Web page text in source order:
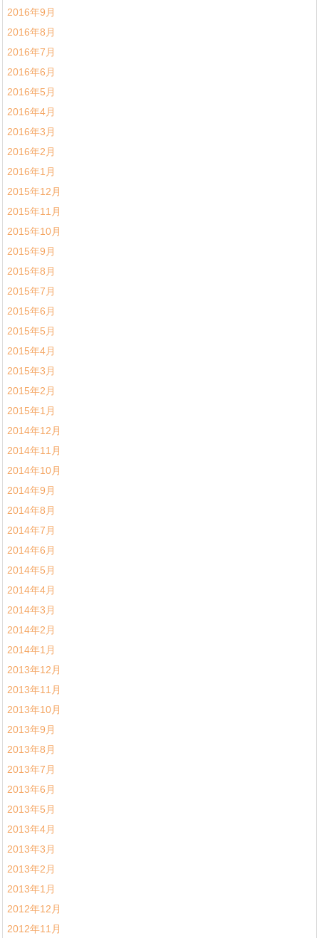
2016年9月
2016年8月
2016年7月
2016年6月
2016年5月
2016年4月
2016年3月
2016年2月
2016年1月
2015年12月
2015年11月
2015年10月
2015年9月
2015年8月
2015年7月
2015年6月
2015年5月
2015年4月
2015年3月
2015年2月
2015年1月
2014年12月
2014年11月
2014年10月
2014年9月
2014年8月
2014年7月
2014年6月
2014年5月
2014年4月
2014年3月
2014年2月
2014年1月
2013年12月
2013年11月
2013年10月
2013年9月
2013年8月
2013年7月
2013年6月
2013年5月
2013年4月
2013年3月
2013年2月
2013年1月
2012年12月
2012年11月